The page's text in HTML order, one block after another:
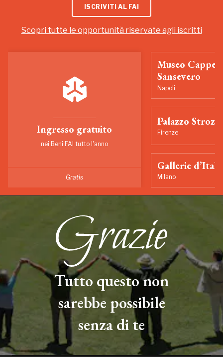
ISCRIVITI AL FAI
Scopri tutte le opportunità riservate agli iscritti
Ingresso gratuito
nei Beni FAI tutto l'anno
Gratis
Museo
Sansevero
Napoli
Palazzo Strozzi
Firenze
Gallerie
Milano
Tutto questo non
sarebbe possibile
senza di te